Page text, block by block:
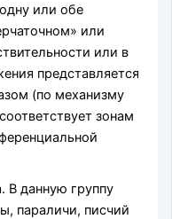
или обе
или
или в
представляется
(по механизму
зонам
В данную группу
параличи, писчий